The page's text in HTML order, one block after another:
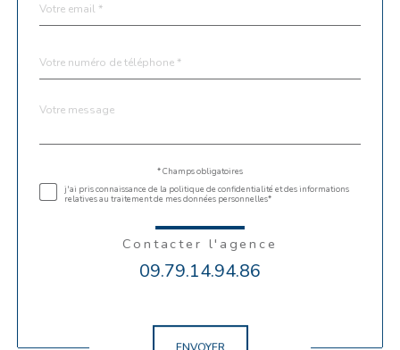
*
*
Fieldset
Message
*
* Champs obligatoires
j'ai pris connaissance de la politique de confidentialité et des informations
relatives au traitement de mes données personnelles*
Contacter l'agence
09.79.14.94.86
ENVOYER